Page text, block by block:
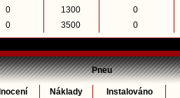
0 1300 0
0 3500 0
Pneu
Náklady Instalováno